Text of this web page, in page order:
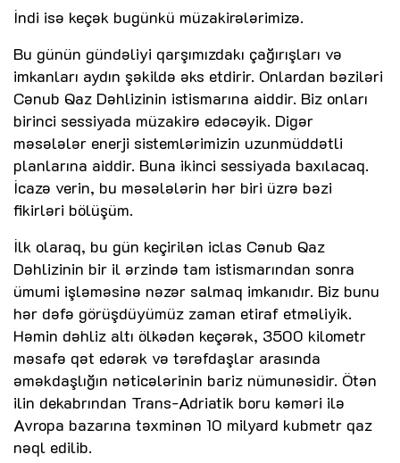
İndi isə keçək bugünkü müzakirələrimizə.
Bu günün gündəliyi qarşımızdakı çağırışları və
imkanları aydın şəkildə əks etdirir. Onlardan bəziləri
Cənub Qaz Dəhlizinin istismarına aiddir. Biz onları
birinci sessiyada müzakirə edəcəyik. Digər
məsələlər enerji sistemlərimizin uzunmüddətli
planlarına aiddir. Buna ikinci sessiyada baxılacaq.
İcazə verin, bu məsələlərin hər biri üzrə bəzi
fikirləri bölüşüm.
İlk olaraq, bu gün keçirilən iclas Cənub Qaz
Dəhlizinin bir il ərzində tam istismarından sonra
ümumi işləməsinə nəzər salmaq imkanıdır. Biz bunu
hər dəfə görüşdüyümüz zaman etiraf etməliyik.
Həmin dəhliz altı ölkədən keçərək, 3500 kilometr
məsafə qət edərək və tərəfdaşlar arasında
əməkdaşlığın nəticələrinin bariz nümunəsidir. Ötən
ilin dekabrından Trans-Adriatik boru kəməri ilə
Avropa bazarına təxminən 10 milyard kubmetr qaz
nəql edilib.